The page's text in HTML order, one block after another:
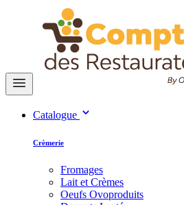
Catalogue
Crèmerie
Fromages
Lait et Crèmes
Oeufs Ovoproduits